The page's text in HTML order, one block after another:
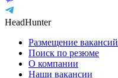
HeadHunter
Размещение вакансий
Поиск по резюме
О компании
Наши вакансии